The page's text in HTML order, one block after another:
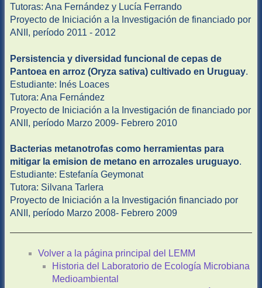
Tutoras: Ana Fernández y Lucía Ferrando
Proyecto de Iniciación a la Investigación de financiado por
ANII, período 2011 - 2012
Persistencia y diversidad funcional de cepas de
Pantoea en arroz (Oryza sativa) cultivado en Uruguay.
Estudiante: Inés Loaces
Tutora: Ana Fernández
Proyecto de Iniciación a la Investigación de financiado por
ANII, período Marzo 2009- Febrero 2010
Bacterias metanotrofas como herramientas para
mitigar la emision de metano en arrozales uruguayo.
Estudiante: Estefanía Geymonat
Tutora: Silvana Tarlera
Proyecto de Iniciación a la Investigación financiado por
ANII, período Marzo 2008- Febrero 2009
Volver a la página principal del LEMM
Historia del Laboratorio de Ecología Microbiana
Medioambiental